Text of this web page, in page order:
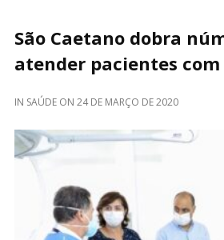
São Caetano dobra
atender pacientes
IN SAÚDE ON 24 DE MARÇO DE 2020